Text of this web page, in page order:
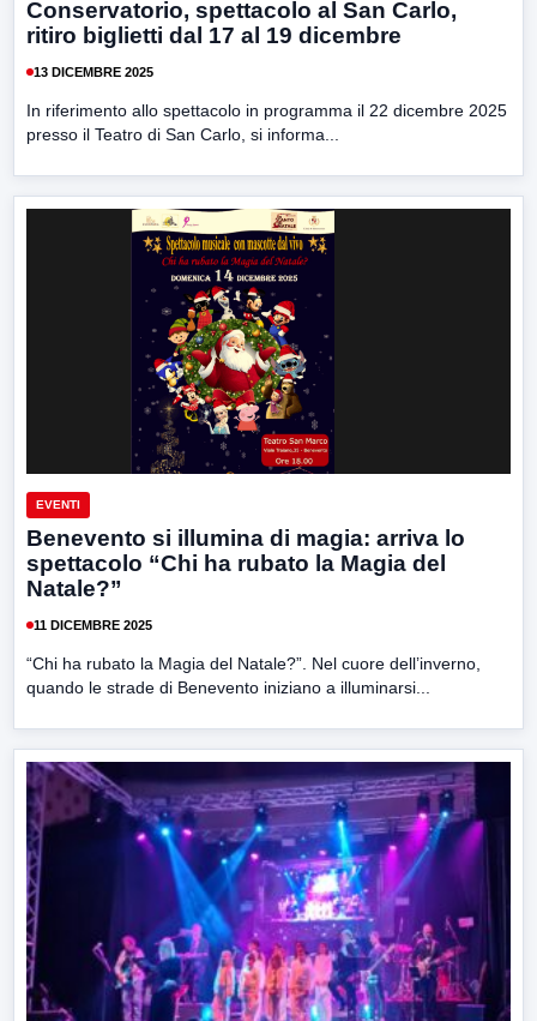
Conservatorio, spettacolo al San Carlo,
ritiro biglietti dal 17 al 19 dicembre
13 DICEMBRE 2025
In riferimento allo spettacolo in programma il 22 dicembre 2025
presso il Teatro di San Carlo, si informa...
EVENTI
Benevento si illumina di magia: arriva lo
spettacolo “Chi ha rubato la Magia del
Natale?”
11 DICEMBRE 2025
“Chi ha rubato la Magia del Natale?”. Nel cuore dell’inverno,
quando le strade di Benevento iniziano a illuminarsi...